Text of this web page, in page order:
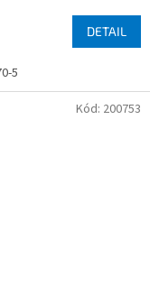
DETAIL
5
Kód: 200753